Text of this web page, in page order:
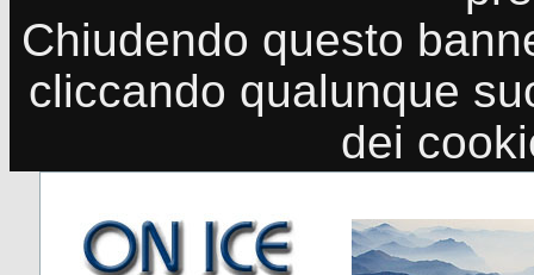
Chiudendo questo
cliccando qualunque
dei